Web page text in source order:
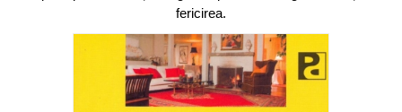
fericirea.